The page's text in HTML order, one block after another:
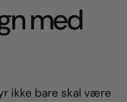
med
ikke bare skal være